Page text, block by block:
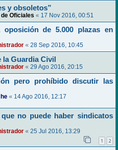
y obsoletos”
Oficiales « 17 Nov 2016, 00:51
oposición de 5.000 plazas en
« 28 Sep 2016, 10:45
Guardia Civil
« 29 Ago 2016, 20:15
pero prohíbido discutir las
« 14 Ago 2016, 12:17
no puede haber sindicatos
« 25 Jul 2016, 13:29
1 2